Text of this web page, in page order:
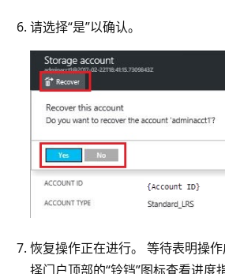
请选择“是”以确认。
恢复操作正在进行。 等待表明操
择门户顶部的“铃铛”图标查看进度